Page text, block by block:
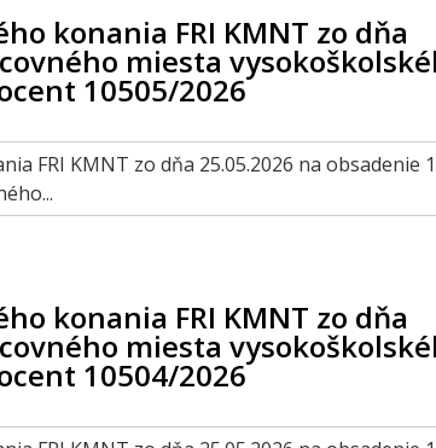
konania FRI KMNT zo dňa
miesta
10505/2026
FRI KMNT zo dňa 25.05.2026 na obsadenie 1
konania FRI KMNT zo dňa
miesta
10504/2026